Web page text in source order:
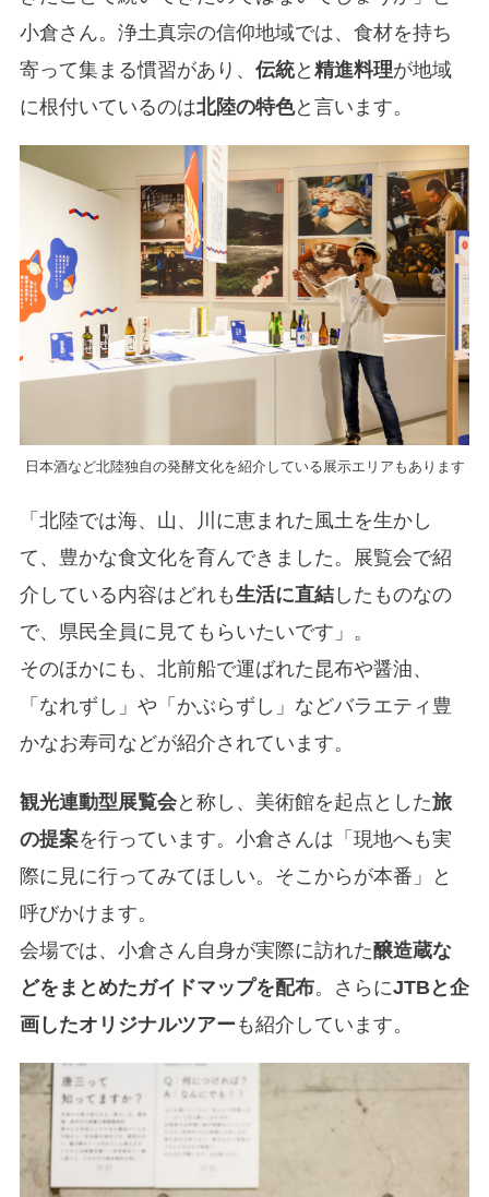
小倉さん。浄土真宗の信仰地域では、食材を持ち
寄って集まる慣習があり、 伝統と 精進料理が地域
に根付いているのは北陸の特色と言います。
日本酒など北陸独自の発酵文化を紹介している展示エリアもあります
「北陸では海、山、川に恵まれた風土を生かし
て、豊かな食文化を育んできました。展覧会で紹
介している内容はどれも生活に直結したものなの
で、県民全員に見てもらいたいです」。
そのほかにも、北前船で運ばれた昆布や醤油、
「なれずし」や「かぶらずし」などバラエティ豊
かなお寿司などが紹介されています。
観光連動型展覧会と称し、美術館を起点とした旅
の提案を行っています。小倉さんは「現地へも実
際に見に行ってみてほしい。そこからが本番」と
呼びかけます。
会場では、小倉さん自身が実際に訪れた醸造蔵な
どをまとめたガイドマップを配布。さらにJTBと企
画したオリジナルツアー も紹介しています。